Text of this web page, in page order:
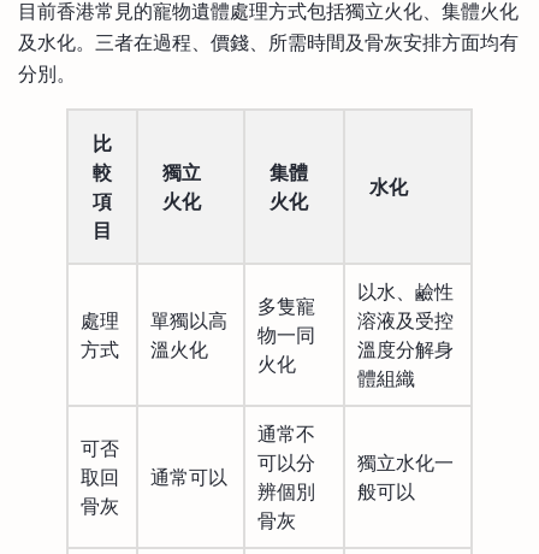
目前香港常見的寵物遺體處理方式包括獨立火化、集體火化
及水化。三者在過程、價錢、所需時間及骨灰安排方面均有
分別。
比
較
項
目
獨立
火化
集體
火化
水化
處理
方式
單獨以高
溫火化
多隻寵
物一同
火化
以水、鹼性
溶液及受控
溫度分解身
體組織
可否
取回
骨灰
通常可以
通常不
可以分
辨個別
骨灰
獨立水化一
般可以